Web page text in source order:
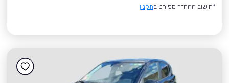
*חישוב ההחזר מפורט בתקנון